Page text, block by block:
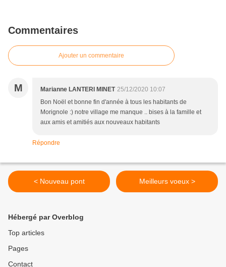
Commentaires
Ajouter un commentaire
M Marianne LANTERI MINET 25/12/2020 10:07
Bon Noël et bonne fin d'année à tous les habitants de
Morignole :) notre village me manque .. bises à la famille et
aux amis et amitiés aux nouveaux habitants
Répondre
< Nouveau pont Meilleurs voeux >
Hébergé par Overblog
Top articles
Pages
Contact